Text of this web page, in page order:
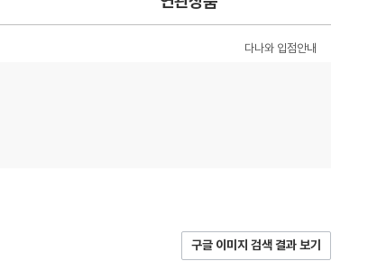
다나와 입점안내
구글 이미지 검색 결과 보기